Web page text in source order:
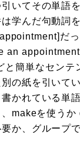
いてその単語
学んだ句動詞
だっ
an
と簡単なセンテ
の紙を引いて
かれている単
makeを使うか
か、グループ